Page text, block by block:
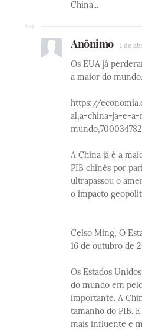
China...
Anônimo 1 de
Os EUA já
a maior do mundo.
https://
al,a-china-ja-e-
A China já é a
PIB chinês por
ultrapassou o
o impacto
Celso Ming, O
16 de outubro de
Os Estados
do mundo em
importante. A
tamanho do PIB.
mais influente e